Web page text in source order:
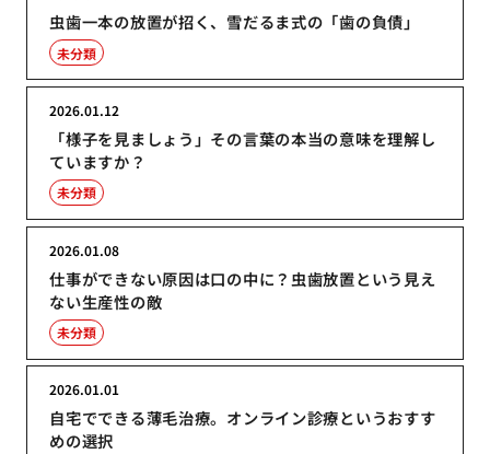
虫歯一本の放置が招く、雪だるま式の「歯の負債」
未分類
「様子を見ましょう」その言葉の本当の意味を理解し
ていますか？
2026.01.12
未分類
仕事ができない原因は口の中に？虫歯放置という見え
ない生産性の敵
2026.01.08
未分類
自宅でできる薄毛治療。オンライン診療というおすす
めの選択
2026.01.01